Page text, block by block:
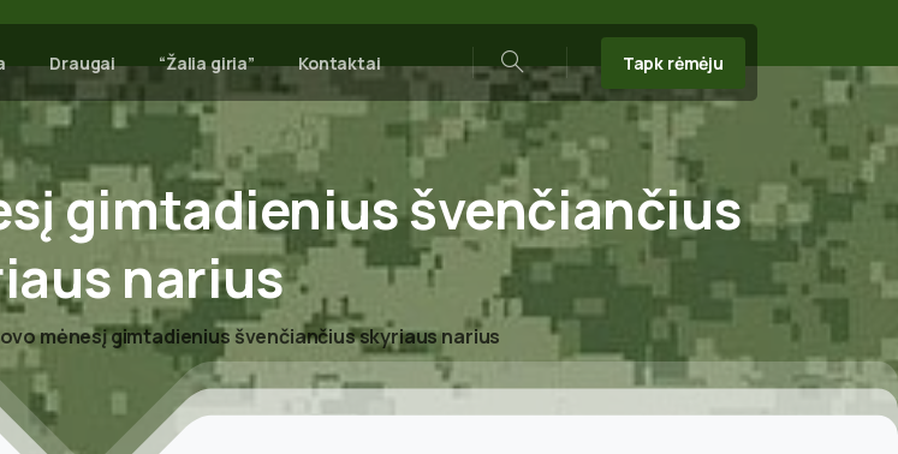
Draugai “Žalia giria” Kontaktai
Search
Tapk rėmėju
gimtadieniusšvenčiančius
narius
mėnesį gimtadienius švenčiančius skyriaus narius